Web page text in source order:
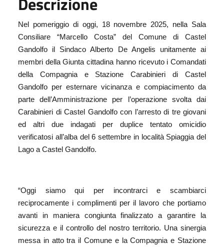
Nel pomeriggio di oggi, 18 novembre 2025, nella Sala
Consiliare “Marcello Costa” del Comune di Castel
Gandolfo il SindacoAlberto De Angelis unitamenteai
membri della Giunta cittadina hanno ricevuto i Comandati
della Compagnia e Stazione Carabinieri di Castel
Gandolfo per esternare vicinanza e compiacimento da
parte dell’Amministrazione per l’operazione svolta dai
Carabinieri di Castel Gandolfo con l’arresto di tre giovani
ed altri due indagati per duplice tentato omicidio
verificatosi all’alba del 6 settembre in località Spiaggia del
Lago a Castel Gandolfo.
“Oggi siamo qui per incontrarci e scambiarci
reciprocamente i complimenti per il lavoro che portiamo
avanti in manieracongiunta
finalizzato a garantire la
sicurezza e il controllo del nostro territorio. Una sinergia
messa in atto tra il Comune e la Compagnia e Stazione